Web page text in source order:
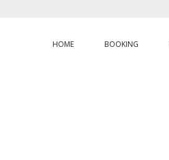
HOME BOOKING